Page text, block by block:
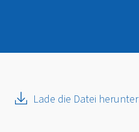
Lade die Datei herunter